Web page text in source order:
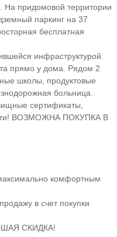
На придомовой территории
паркинг на 37
бесплатная
инфраструктурой.
прямо у дома. Рядом 2
школы, продуктовые
больница.
сертификаты,
ВОЗМОЖНА ПОКУПКА В
комфортным
в счет покупки
СКИДКА!